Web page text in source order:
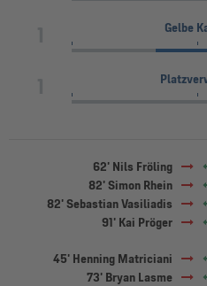
Gelbe
62' Nils Fröling
82' Simon Rhein
82' Sebastian Vasiliadis
91' Kai Pröger
45' Henning Matriciani
73' Bryan Lasme